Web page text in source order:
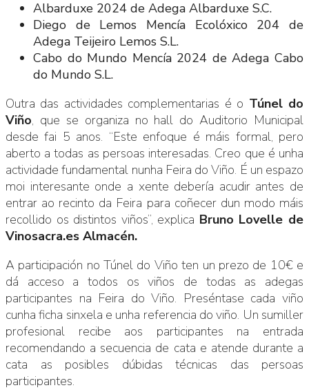
Albarduxe 2024 de Adega Albarduxe S.C.
Diego de Lemos Mencía Ecolóxico 204 de
Adega Teijeiro Lemos S.L.
Cabo do Mundo Mencía 2024 de Adega Cabo
do Mundo S.L.
Outra das actividades complementarias é o Túnel do
Viño, que se organiza no hall do Auditorio Municipal
desde fai 5 anos. “Este enfoque é máis formal, pero
aberto a todas as persoas interesadas. Creo que é unha
actividade fundamental nunha Feira do Viño. É un espazo
moi interesante onde a xente debería acudir antes de
entrar ao recinto da Feira para coñecer dun modo máis
recollido os distintos viños”, explica Bruno Lovelle de
Vinosacra.es Almacén.
A participación no Túnel do Viño ten un prezo de 10€ e
dá acceso a todos os viños de todas as adegas
participantes na Feira do Viño. Preséntase cada viño
cunha ficha sinxela e unha referencia do viño. Un sumiller
profesional recibe aos participantes na entrada
recomendando a secuencia de cata e atende durante a
cata as posibles dúbidas técnicas das persoas
participantes.